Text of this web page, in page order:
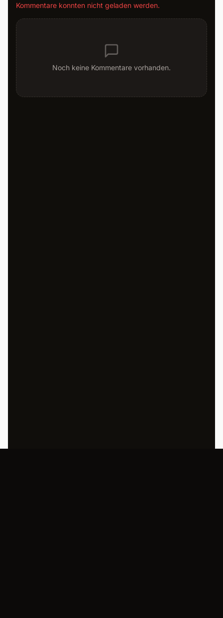
Kommentare konnten nicht geladen werden.
Noch keine Kommentare vorhanden.